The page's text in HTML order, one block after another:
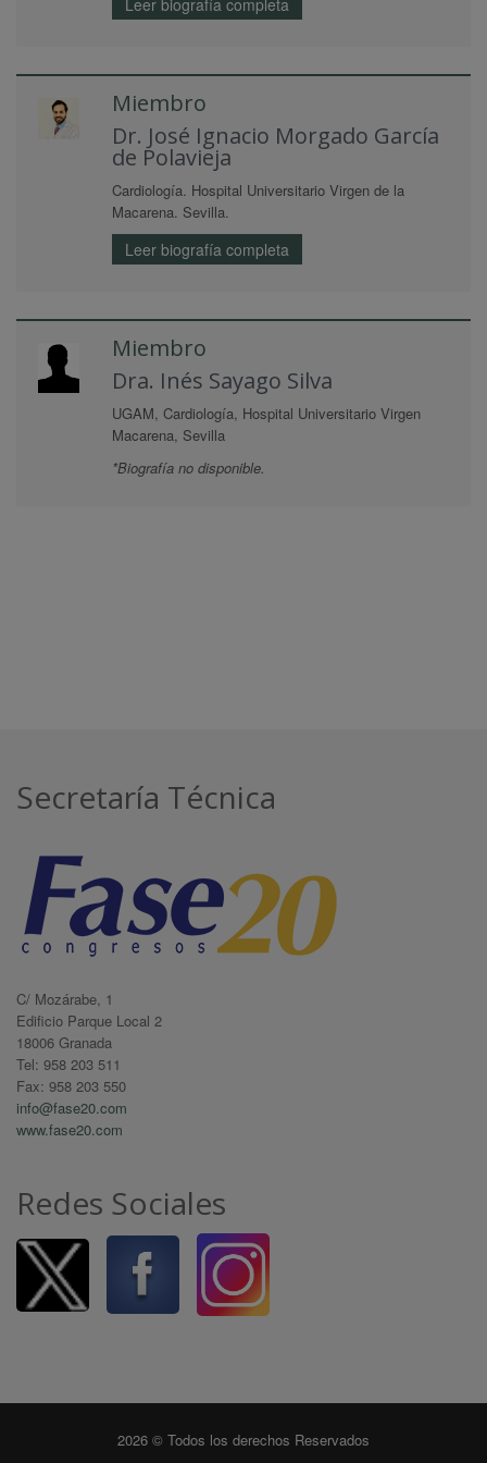
Leer biografía completa
Miembro
Dr. José Ignacio Morgado García
de Polavieja
Cardiología. Hospital Universitario Virgen de la
Macarena. Sevilla.
Leer biografía completa
Miembro
Dra. Inés Sayago Silva
UGAM, Cardiología, Hospital Universitario Virgen
Macarena, Sevilla
*Biografía no disponible.
Secretaría Técnica
C/ Mozárabe, 1
Edificio Parque Local 2
18006 Granada
Tel: 958 203 511
Fax: 958 203 550
info@fase20.com
www.fase20.com
Redes Sociales
2026 © Todos los derechos Reservados